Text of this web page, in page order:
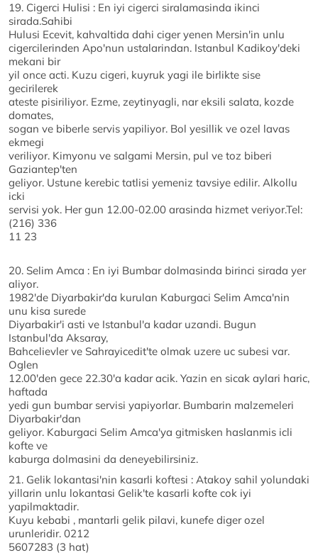
19. Cigerci Hulisi : En iyi cigerci siralamasinda ikinci
sirada.Sahibi
Hulusi Ecevit, kahvaltida dahi ciger yenen Mersin'in unlu
cigercilerinden Apo'nun ustalarindan. Istanbul Kadikoy'deki
mekani bir
yil once acti. Kuzu cigeri, kuyruk yagi ile birlikte sise
gecirilerek
ateste pisiriliyor. Ezme, zeytinyagli, nar eksili salata, kozde
domates,
sogan ve biberle servis yapiliyor. Bol yesillik ve ozel lavas
ekmegi
veriliyor. Kimyonu ve salgami Mersin, pul ve toz biberi
Gaziantep'ten
geliyor. Ustune kerebic tatlisi yemeniz tavsiye edilir. Alkollu
icki
servisi yok. Her gun 12.00-02.00 arasinda hizmet veriyor.Tel:
(216) 336
11 23
20. Selim Amca : En iyi Bumbar dolmasinda birinci sirada yer
aliyor.
1982'de Diyarbakir'da kurulan Kaburgaci Selim Amca'nin
unu kisa surede
Diyarbakir'i asti ve Istanbul'a kadar uzandi. Bugun
Istanbul'da Aksaray,
Bahcelievler ve Sahrayicedit'te olmak uzere uc subesi var.
Oglen
12.00'den gece 22.30'a kadar acik. Yazin en sicak aylari haric,
haftada
yedi gun bumbar servisi yapiyorlar. Bumbarin malzemeleri
Diyarbakir'dan
geliyor. Kaburgaci Selim Amca'ya gitmisken haslanmis icli
kofte ve
kaburga dolmasini da deneyebilirsiniz.
21. Gelik lokantasi'nin kasarli koftesi : Atakoy sahil yolundaki
yillarin unlu lokantasi Gelik'te kasarli kofte cok iyi
yapilmaktadir.
Kuyu kebabi , mantarli gelik pilavi, kunefe diger ozel
urunleridir. 0212
5607283 (3 hat)